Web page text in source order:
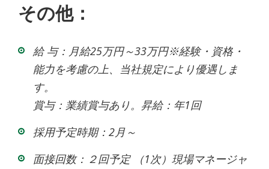
その他：
給 与：月給25万円～33万円※経験・資格・
能力を考慮の上、当社規定により優遇しま
す。
賞与：業績賞与あり。昇給：年1回
採用予定時期：2月～
面接回数：２回予定 （1次）現場マネージャ